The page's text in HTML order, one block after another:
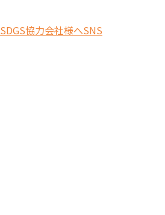
SDGS協力会社様へSNS